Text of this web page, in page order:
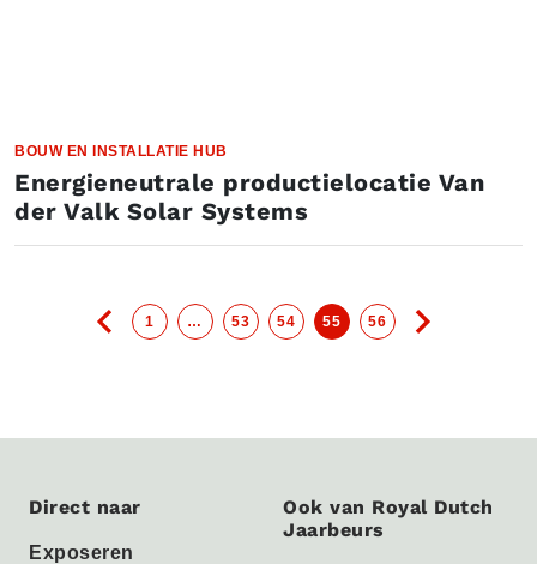
BOUW EN INSTALLATIE HUB
Energieneutrale productielocatie Van
der Valk Solar Systems
1 … 53 54 55 56
Direct naar
Exposeren
Ook van Royal Dutch
Jaarbeurs